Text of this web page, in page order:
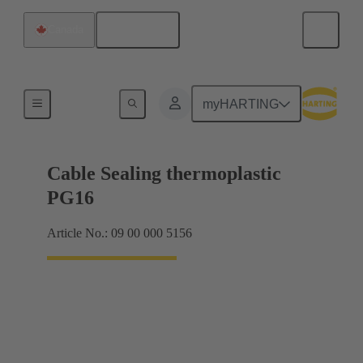
myHARTING
Presse-étoupes
Cable Sealing thermoplastic
PG16
Article No.: 09 00 000 5156